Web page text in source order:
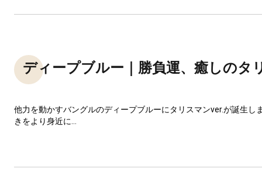
ディープブルー｜勝負運、癒しのタ
他力を動かすバングルのディープブルーにタリスマンver.が誕生し
きをより身近に...